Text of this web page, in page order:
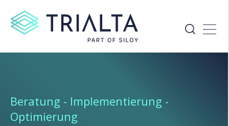
Beratung - Implementierung -
Optimierung